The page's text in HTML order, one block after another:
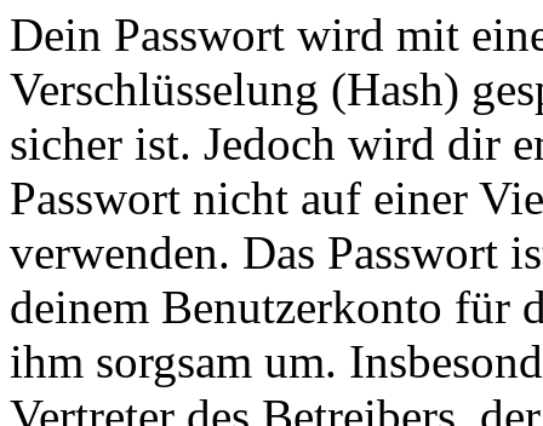
Dein Passwort wird mit
Verschlüsselung (Hash)
sicher ist. Jedoch wird dir
Passwort nicht auf einer
verwenden. Das Passwort
deinem Benutzerkonto für
ihm sorgsam um.